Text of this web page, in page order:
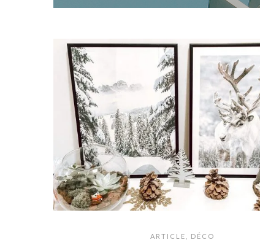
ARTICLE DÉCO